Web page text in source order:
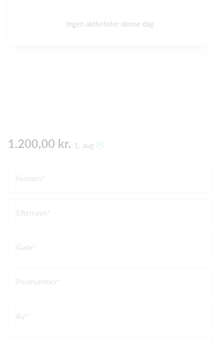
Ingen aktiviteter denne dag
1.200,00 kr. 1. aug
Fornavn
Efternavn
Gade
Postnummer
By